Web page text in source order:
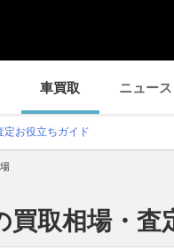
車買取 ニュース
定お役立ちガイド
取相場・査